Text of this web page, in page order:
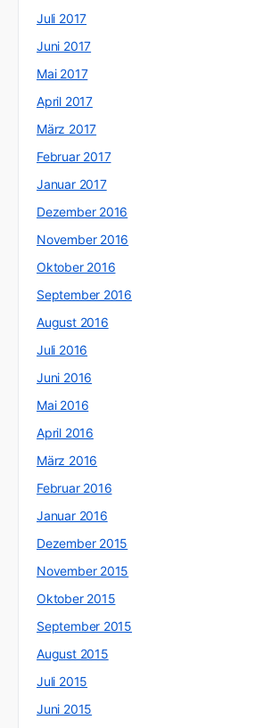
Juli 2017
Juni 2017
Mai 2017
April 2017
März 2017
Februar 2017
Januar 2017
Dezember 2016
November 2016
Oktober 2016
September 2016
August 2016
Juli 2016
Juni 2016
Mai 2016
April 2016
März 2016
Februar 2016
Januar 2016
Dezember 2015
November 2015
Oktober 2015
September 2015
August 2015
Juli 2015
Juni 2015